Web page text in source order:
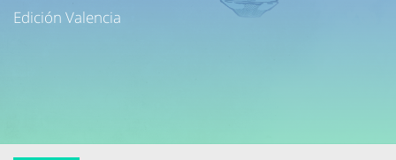
Edición Valencia